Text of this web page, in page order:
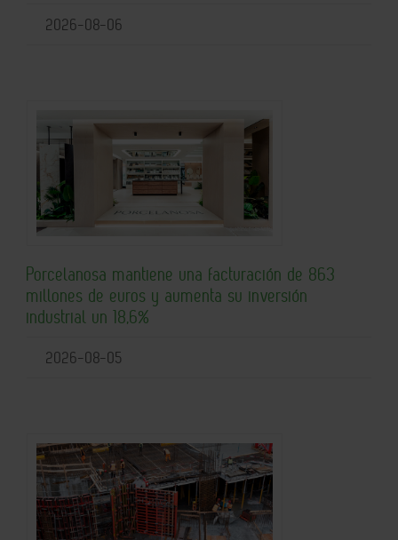
2026-08-06
Porcelanosa mantiene una facturación de 863
millones de euros y aumenta su inversión
industrial un 18,6%
2026-08-05